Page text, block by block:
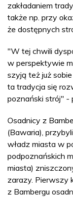
zakładaniem
także np. przy
że dostępnych
"W tej chwili
w perspektywie
szyją też już
ta tradycja się
poznański strój" -
Osadnicy z
(Bawaria),
władz miasta w
podpoznańskich
miasta)
zarazy. Pierwszy
z Bambergu